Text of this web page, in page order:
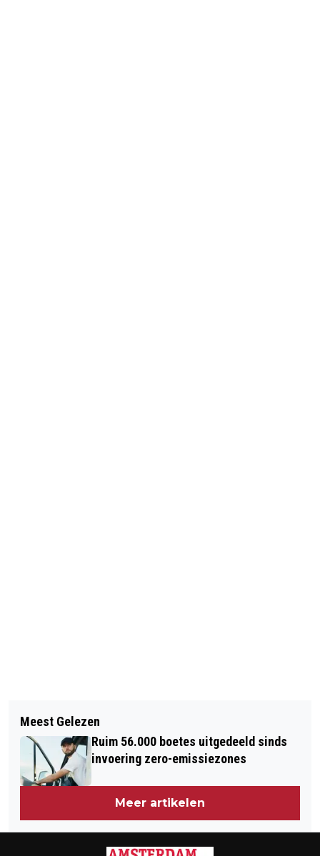
SCHIETENDE AGENT FERGUSON GAAT
VRIJUIT
MOEDER TIENER FERGUSON: BLIJF
KALM
Meest Gelezen
Ruim 56.000 boetes uitgedeeld sinds
invoering zero-emissiezones
Meer artikelen